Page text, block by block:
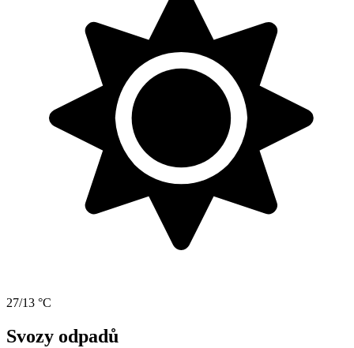
27/13 °C
Svozy odpadů